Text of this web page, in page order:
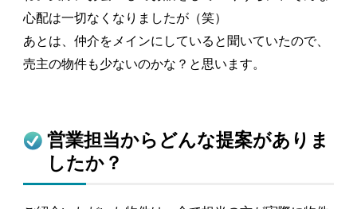
心配は一切なくなりましたが（笑）
あとは、仲介をメインにしていると聞いていたので、
売主の物件も少ないのかな？と思います。
営業担当からどんな提案がありま
したか？